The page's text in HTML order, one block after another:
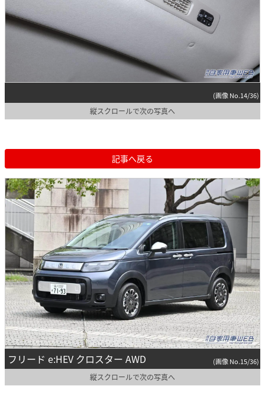
(画像 No.14/36)
縦スクロールで次の写真へ
記事へ戻る
フリード e:HEV クロスター AWD (画像 No.15/36)
縦スクロールで次の写真へ